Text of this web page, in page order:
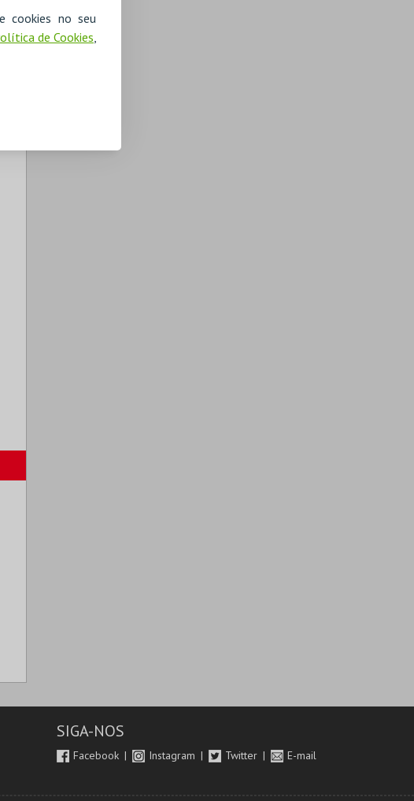
cookies no seu
de Cookies,
SIGA-NOS
Facebook Instagram Twitter E-mail